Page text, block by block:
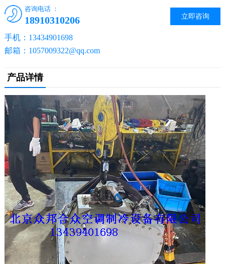
立即咨询
咨询电话 ：
18910310206
手机：13434901698
邮箱：1057009322@qq.com
产品详情